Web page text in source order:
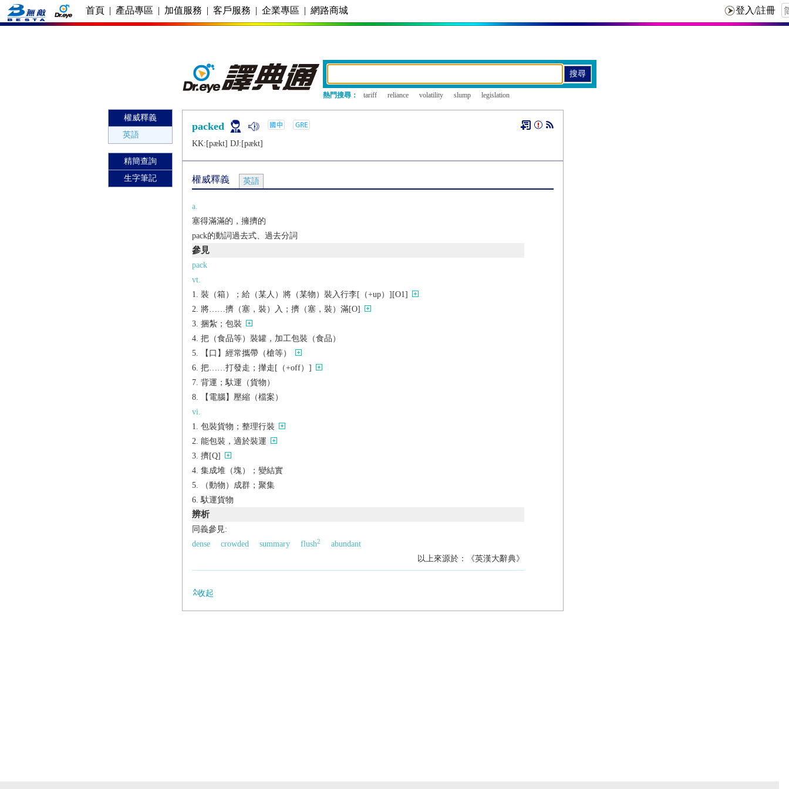
首頁 | 產品專區 | 加值服務 | 客戶服務 | 企業專區 | 網路商城
熱門搜尋： tariff reliance volatility slump legislation
權威釋義
英語
精簡查詢
生字筆記
packed
KK:[pækt] DJ:[pækt]
權威釋義 英語
a.
塞得滿滿的，擁擠的
pack的動詞過去式、過去分詞
參見
pack
vt.
裝（箱）；給（某人）將（某物）裝入行李[（+up）][O1]
將……擠（塞，裝）入；擠（塞，裝）滿[O]
捆紮；包裝
把（食品等）裝罐，加工包裝（食品）
【口】經常攜帶（槍等）
把……打發走；攆走[（+off）]
背運；馱運（貨物）
【電腦】壓縮（檔案）
vi.
包裝貨物；整理行裝
能包裝，適於裝運
擠[Q]
集成堆（塊）；變結實
（動物）成群；聚集
馱運貨物
辨析
同義參見:
dense
crowded summary flush2
abundant
以上來源於：《英漢大辭典》
收起